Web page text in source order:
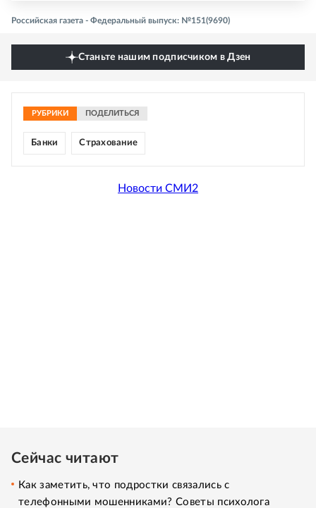
Российская газета - Федеральный выпуск: №151(9690)
Станьте нашим подписчиком в Дзен
РУБРИКИ ПОДЕЛИТЬСЯ
Банки Страхование
Новости СМИ2
Сейчас читают
Как заметить, что подростки связались с
телефонными мошенниками? Советы психолога